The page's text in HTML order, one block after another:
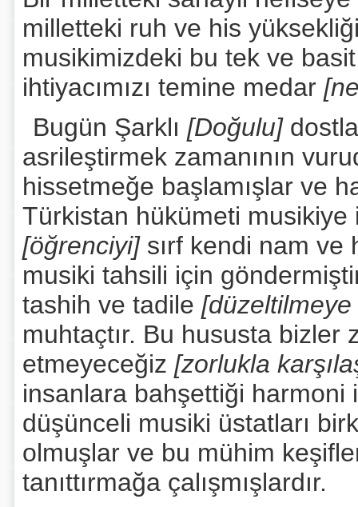
milletteki ruh ve his
musikimizdeki bu tek ve
ihtiyacımızı temine medar
Bugün Şarklı [Doğulu]
asrileştirmek zamanının
hissetmeğe başlamışlar ve
Türkistan hükümeti
[öğrenciyi]sırf kendi nam ve
musiki tahsili için
tashih ve tadile
muhtaçtır. Bu hususta
etmeyeceğiz [zorlukla
insanlara bahşettiği harmoni
düşünceli musiki üstatları
olmuşlar ve bu mühim
tanıttırmağa çalışmışlardır.